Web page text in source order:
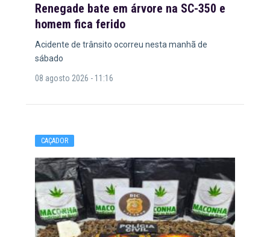
Renegade bate em árvore na SC-350 e
homem fica ferido
Acidente de trânsito ocorreu nesta manhã de
sábado
08 agosto 2026 - 11:16
CAÇADOR